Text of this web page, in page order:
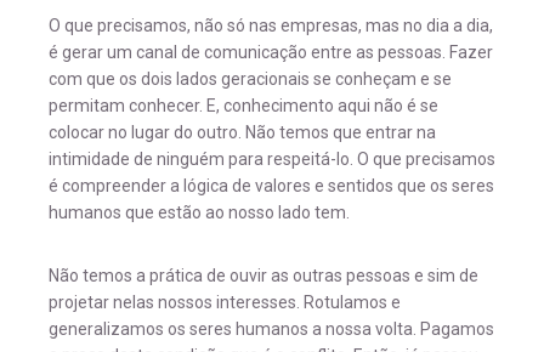
O que precisamos, não só nas empresas, mas no dia a dia,
é gerar um canal de comunicação entre as pessoas. Fazer
com que os dois lados geracionais se conheçam e se
permitam conhecer. E, conhecimento aqui não é se
colocar no lugar do outro. Não temos que entrar na
intimidade de ninguém para respeitá-lo. O que precisamos
é compreender a lógica de valores e sentidos que os seres
humanos que estão ao nosso lado tem.
Não temos a prática de ouvir as outras pessoas e sim de
projetar nelas nossos interesses. Rotulamos e
generalizamos os seres humanos a nossa volta. Pagamos